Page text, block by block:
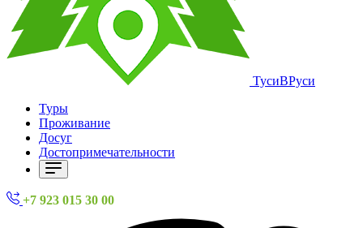
ТусиВРуси
Туры
Проживание
Досуг
Достопримечательности
+7 923 015 30 00